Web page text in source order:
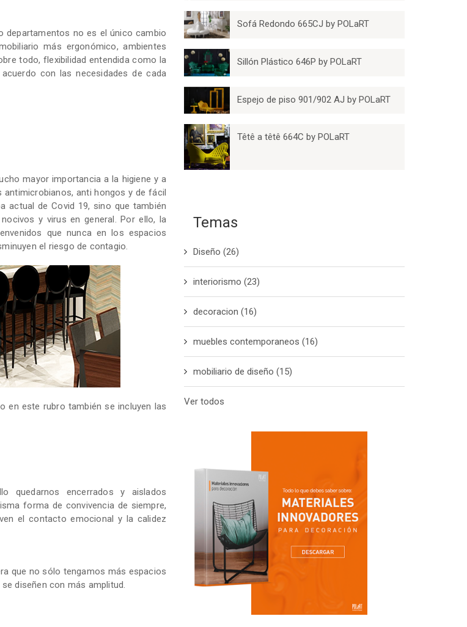
departamentos no es el único cambio
más ergonómico, ambientes
todo, flexibilidad entendida como la
con las necesidades de cada
mayor importancia a la higiene y a
anti hongos y de fácil
actual de Covid 19, sino que también
y virus en general. Por ello, la
que nunca en los espacios
el riesgo de contagio.
en este rubro también se incluyen las
quedarnos encerrados y aislados
forma de convivencia de siempre,
el contacto emocional y la calidez
que no sólo tengamos más espacios
diseñen con más amplitud.
Sofá Redondo 665CJ by POLaRT
Sillón Plástico 646P by POLaRT
Espejo de piso 901/902 AJ by POLaRT
Têtê a têtê 664C by POLaRT
Temas
Diseño(26)
interiorismo(23)
decoracion(16)
muebles contemporaneos(16)
mobiliario de diseño(15)
Ver todos